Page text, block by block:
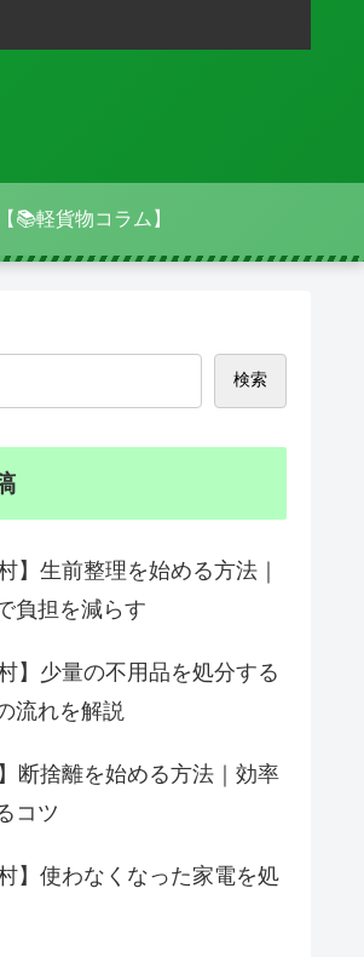
【📚軽貨物コラム】
検索
】生前整理を始める方法｜
負担を減らす
】少量の不用品を処分する
流れを解説
断捨離を始める方法｜効率
コツ
】使わなくなった家電を処